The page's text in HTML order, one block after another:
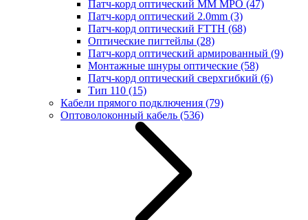
Патч-корд оптический MM MPO (47)
Патч-корд оптический 2.0mm (3)
Патч-корд оптический FTTH (68)
Оптические пигтейлы (28)
Патч-корд оптический армированный (9)
Монтажные шнуры оптические (58)
Патч-корд оптический сверхгибкий (6)
Тип 110 (15)
Кабели прямого подключения (79)
Оптоволоконный кабель (536)